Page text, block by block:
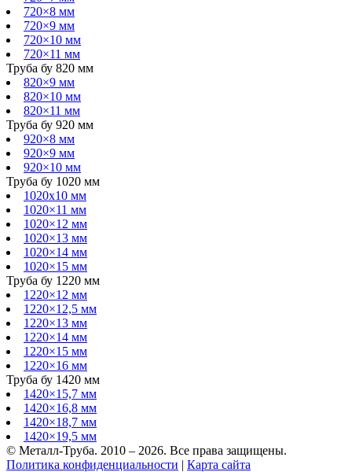
720×8 мм
720×9 мм
720×10 мм
720×11 мм
Труба бу 820 мм
820×9 мм
820×10 мм
820×11 мм
Труба бу 920 мм
920×8 мм
920×9 мм
920×10 мм
Труба бу 1020 мм
1020х10 мм
1020×11 мм
1020×12 мм
1020×13 мм
1020×14 мм
1020×15 мм
Труба бу 1220 мм
1220×12 мм
1220×12,5 мм
1220×13 мм
1220×14 мм
1220×15 мм
1220×16 мм
Труба бу 1420 мм
1420×15,7 мм
1420×16,8 мм
1420×18,7 мм
1420×19,5 мм
© Металл-Труба. 2010 – 2026. Все права защищены.
Политика конфиденциальности | Карта сайта